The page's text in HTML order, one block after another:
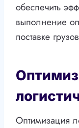
обеспечить
выполнение
поставке
Оптимизация